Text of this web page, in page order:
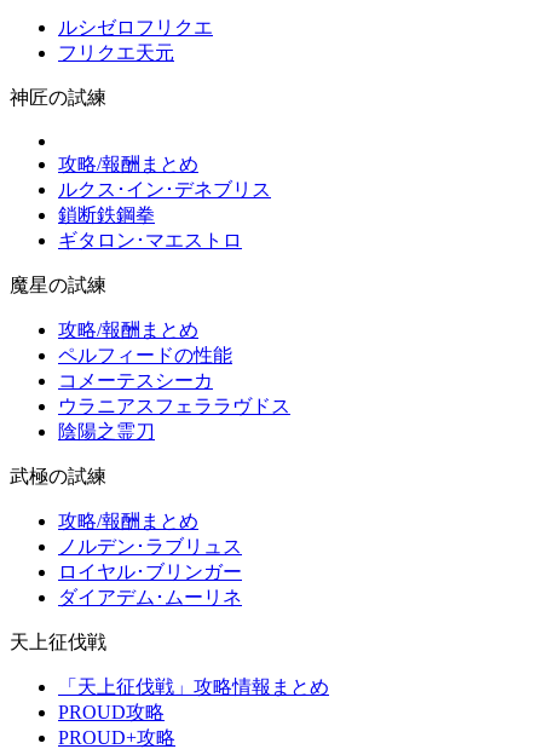
ルシゼロフリクエ
フリクエ天元
神匠の試練
攻略/報酬まとめ
ルクス･イン･デネブリス
鎖断鉄鋼拳
ギタロン･マエストロ
魔星の試練
攻略/報酬まとめ
ペルフィードの性能
コメーテスシーカ
ウラニアスフェララヴドス
陰陽之霊刀
武極の試練
攻略/報酬まとめ
ノルデン･ラブリュス
ロイヤル･ブリンガー
ダイアデム･ムーリネ
天上征伐戦
「天上征伐戦」攻略情報まとめ
PROUD攻略
PROUD+攻略